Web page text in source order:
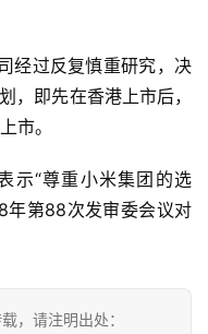
经过反复慎重研究，决
，即先在香港上市后，
市。
示“尊重小米集团的选
年第88次发审委会议对
，请注明出处：